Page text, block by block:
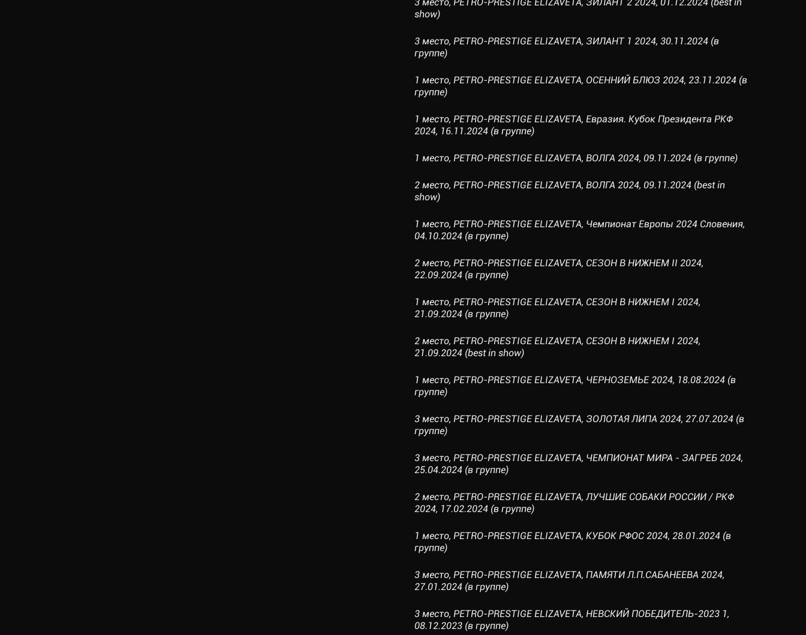
show)
3 место, PETRO-PRESTIGE ELIZAVETA, ЗИЛАНТ 1 2024, 30.11.2024 (в
группе)
1 место, PETRO-PRESTIGE ELIZAVETA, ОСЕННИЙ БЛЮЗ 2024, 23.11.2024 (в
группе)
1 место, PETRO-PRESTIGE ELIZAVETA, Евразия. Кубок Президента РКФ
2024, 16.11.2024 (в группе)
1 место, PETRO-PRESTIGE ELIZAVETA, ВОЛГА 2024, 09.11.2024 (в группе)
2 место, PETRO-PRESTIGE ELIZAVETA, ВОЛГА 2024, 09.11.2024 (best in
show)
1 место, PETRO-PRESTIGE ELIZAVETA, Чемпионат Европы 2024 Словения,
04.10.2024 (в группе)
2 место, PETRO-PRESTIGE ELIZAVETA, СЕЗОН В НИЖНЕМ II 2024,
22.09.2024 (в группе)
1 место, PETRO-PRESTIGE ELIZAVETA, СЕЗОН В НИЖНЕМ I 2024,
21.09.2024 (в группе)
2 место, PETRO-PRESTIGE ELIZAVETA, СЕЗОН В НИЖНЕМ I 2024,
21.09.2024 (best in show)
1 место, PETRO-PRESTIGE ELIZAVETA, ЧЕРНОЗЕМЬЕ 2024, 18.08.2024 (в
группе)
3 место, PETRO-PRESTIGE ELIZAVETA, ЗОЛОТАЯ ЛИПА 2024, 27.07.2024 (в
группе)
3 место, PETRO-PRESTIGE ELIZAVETA, ЧЕМПИОНАТ МИРА - ЗАГРЕБ 2024,
25.04.2024 (в группе)
2 место, PETRO-PRESTIGE ELIZAVETA, ЛУЧШИЕ СОБАКИ РОССИИ / РКФ
2024, 17.02.2024 (в группе)
1 место, PETRO-PRESTIGE ELIZAVETA, КУБОК РФОС 2024, 28.01.2024 (в
группе)
3 место, PETRO-PRESTIGE ELIZAVETA, ПАМЯТИ Л.П.САБАНЕЕВА 2024,
27.01.2024 (в группе)
3 место, PETRO-PRESTIGE ELIZAVETA, НЕВСКИЙ ПОБЕДИТЕЛЬ-2023 1,
08.12.2023 (в группе)